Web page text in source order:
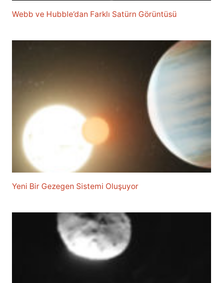
Webb ve Hubble’dan Farklı Satürn Görüntüsü
Yeni Bir Gezegen Sistemi Oluşuyor